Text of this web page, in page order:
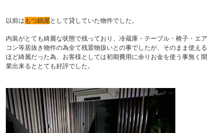
以前は もつ鍋屋 として貸していた物件でした。
内装がとても綺麗な状態で残っており、冷蔵庫・テーブル・椅子・エア
コン等居抜き物件の為全て残置物扱いとの事でしたが、そのまま使える
ほど綺麗だった為、お客様としては初期費用に余りお金を使う事無く開
業出来るととても好評でした。